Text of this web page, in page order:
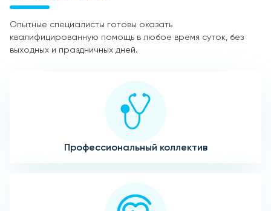
Опытные специалисты готовы оказать
квалифицированную помощь в любое время суток, без
выходных и праздничных дней.
Профессиональный коллектив